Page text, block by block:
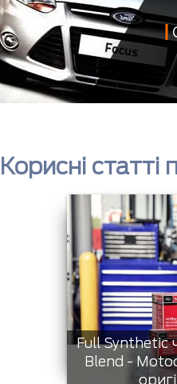
Корисні статті
Full Synthetic
Blend -